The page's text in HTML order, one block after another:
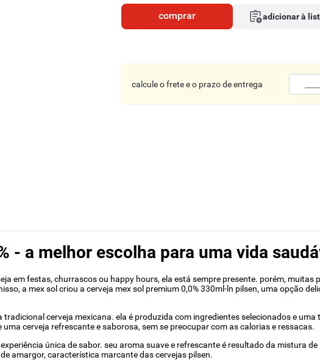
comprar adicionar à
calcule o frete e o prazo de entrega
- a melhor escolha para uma vida
em festas, churrascos ou happy hours, ela está sempre presente. porém,
a mex sol criou a cerveja mex sol premium 0,0% 330ml-ln pilsen, uma opção
tradicional cerveja mexicana. ela é produzida com ingredientes selecionados e
cerveja refrescante e saborosa, sem se preocupar com as calorias e ressacas.
única de sabor. seu aroma suave e refrescante é resultado da mistura
amargor, característica marcante das cervejas pilsen.